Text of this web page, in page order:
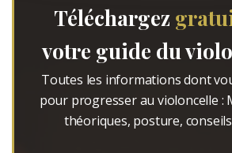
Téléchargez
votre guide du
Toutes les informations dont
pour progresser au violoncelle :
théoriques, posture,